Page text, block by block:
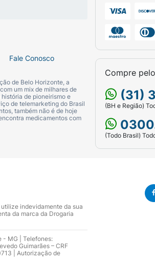
uma reação alérgica ou incomum
está grávida ou planejando
chamado diabetes mellitus
arterial. Se algum destes se
ao seu médico.
imediatamente seu médico em
médico cuidadosamente. Elas podem
diálise;• Se você já está tomando
Se você está tendo vômitos ou
de ataque cardíaco. Siga as
função renal.• Se você já teve
da ECA). Se você tem estes
tratamento com inibidor da ECA ou
Fale Conosco
de Belo Horizonte, a
um mix de milhares de
de pioneirismo e
de telemarketing do Brasil
também não é de hoje
medicamentos com
Compre pelo
(31)
(BH e Região)
(Todo Brasil)
indevidamente da sua
da marca da Drogaria
- MG | Telefones:
Guimarães – CRF
| Autorização de